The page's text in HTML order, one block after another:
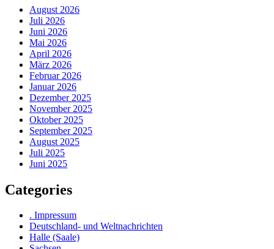
August 2026
Juli 2026
Juni 2026
Mai 2026
April 2026
März 2026
Februar 2026
Januar 2026
Dezember 2025
November 2025
Oktober 2025
September 2025
August 2025
Juli 2025
Juni 2025
Categories
. Impressum
Deutschland- und Weltnachrichten
Halle (Saale)